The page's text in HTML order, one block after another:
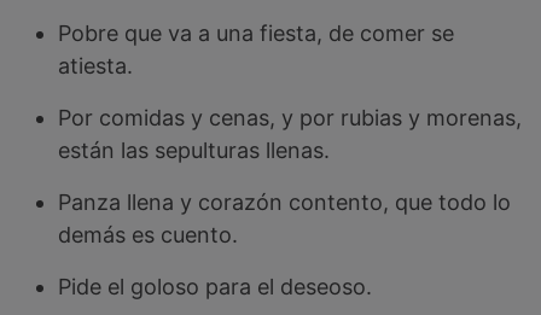
Pobre que va a una fiesta, de comer se
atiesta.
Por comidas y cenas, y por rubias y morenas,
están las sepulturas llenas.
Panza llena y corazón contento, que todo lo
demás es cuento.
Pide el goloso para el deseoso.